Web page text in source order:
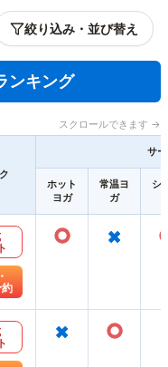
絞り込み・並び替え
ンキング
スクロールできます →
サ
ホット
ヨガ
常温ヨ
ガ
シ
○ ×
× ○